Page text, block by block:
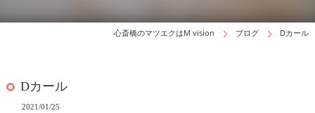
心斎橋のマツエクはM vision ブログ Dカール
Dカール
2021/01/25